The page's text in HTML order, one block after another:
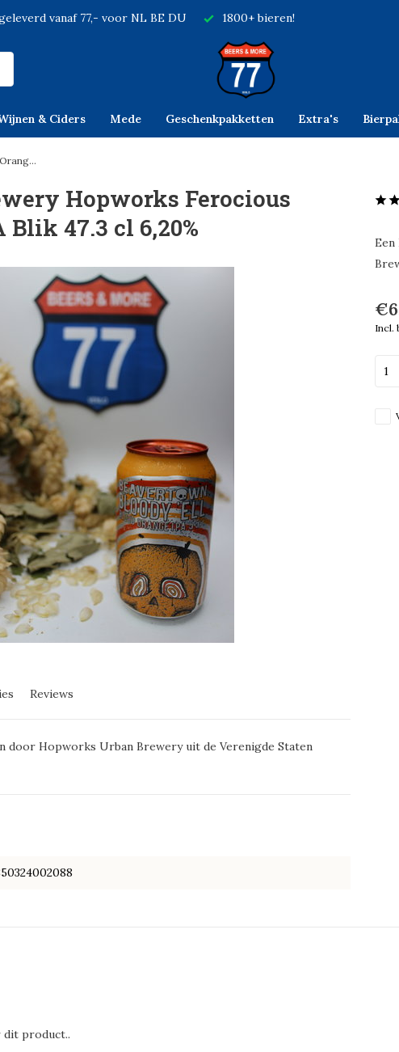
vanaf 77,- voor NL BE DU 1800+ bieren!
& Ciders Mede Geschenkpakketten Extra's
Hopworks Ferocious
Blik 47.3 cl 6,20%
Reviews
door Hopworks Urban Brewery uit de Verenigde Staten
Een
Incl.
dit product..